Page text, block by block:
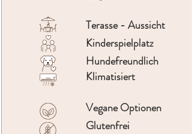
Terasse - Aussicht
Kinderspielplatz
Hundefreundlich
Klimatisiert
Vegane Optionen
Glutenfrei